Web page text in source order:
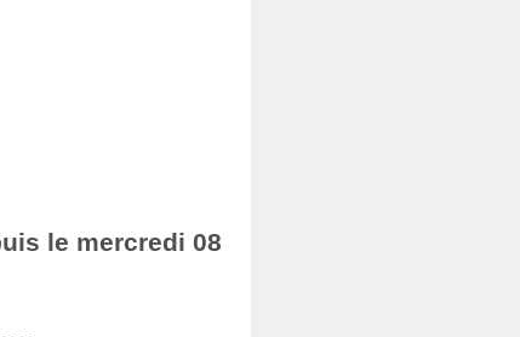
le mercredi 08